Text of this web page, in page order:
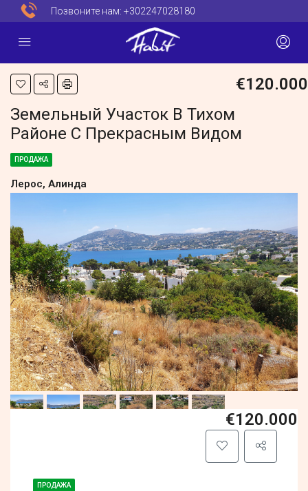
Позвоните нам: +302247028180
€120.000
Земельный Участок В Тихом
Районе С Прекрасным Видом
ПРОДАЖА
Лерос, Алинда
ПРОДАЖА
€120.000